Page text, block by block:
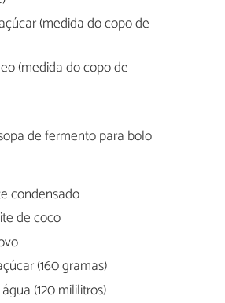
(medida do copo de
(medida do copo de
de fermento para bolo
condensado
de coco
(160 gramas)
(120 mililitros)